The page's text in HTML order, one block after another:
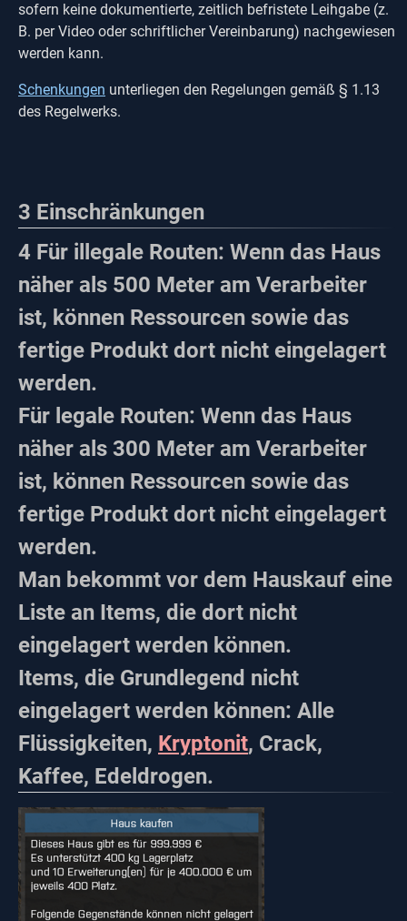
sofern keine dokumentierte, zeitlich befristete Leihgabe (z.
B. per Video oder schriftlicher Vereinbarung) nachgewiesen
werden kann.
Schenkungen unterliegen den Regelungen gemäß § 1.13
des Regelwerks.
3 Einschränkungen
4 Für illegale Routen: Wenn das Haus
näher als 500 Meter am Verarbeiter
ist, können Ressourcen sowie das
fertige Produkt dort nicht eingelagert
werden.
Für legale Routen: Wenn das Haus
näher als 300 Meter am Verarbeiter
ist, können Ressourcen sowie das
fertige Produkt dort nicht eingelagert
werden.
Man bekommt vor dem Hauskauf eine
Liste an Items, die dort nicht
eingelagert werden können.
Items, die Grundlegend nicht
eingelagert werden können: Alle
Flüssigkeiten, Kryptonit, Crack,
Kaffee, Edeldrogen.